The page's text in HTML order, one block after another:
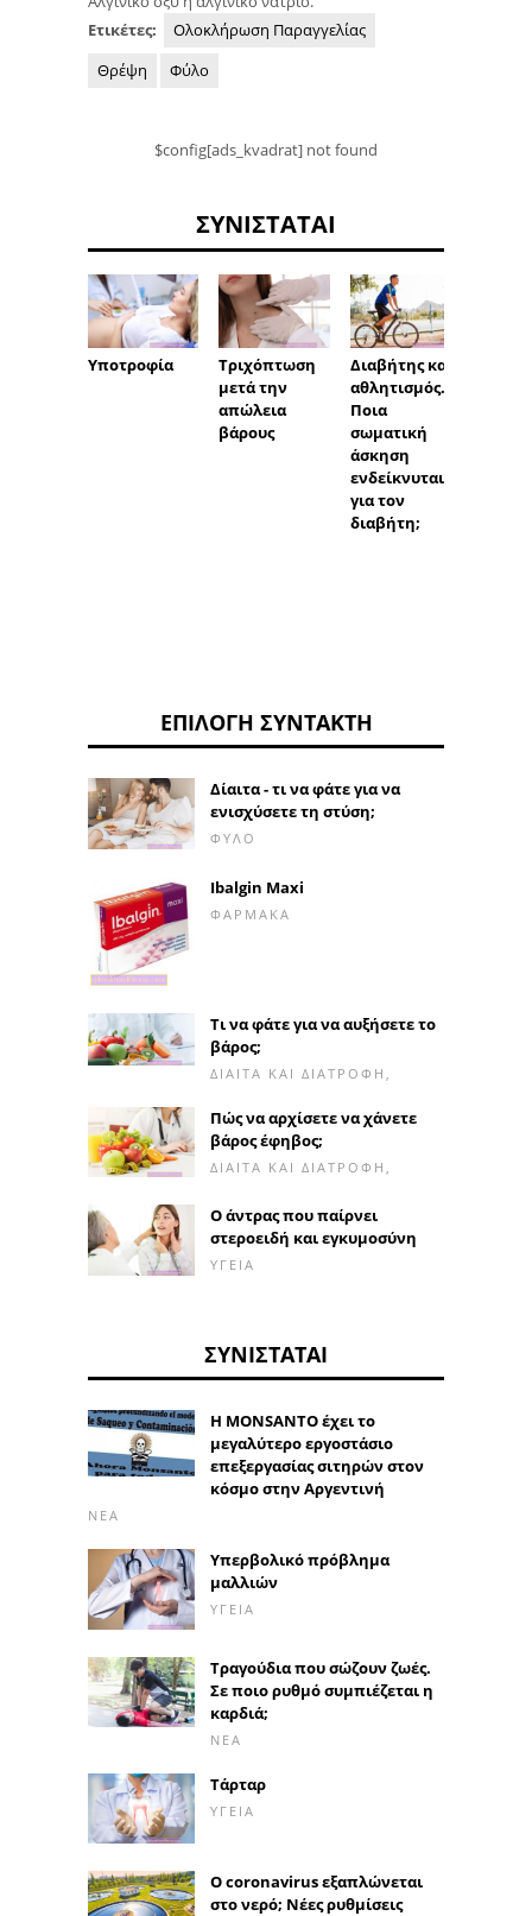
Ετικέτες:
Ολοκλήρωση Παραγγελίας
Θρέψη
Φύλο
$config[ads_kvadrat] not found
ΣΥΝΙΣΤΆΤΑΙ
Υποτροφία
Τριχόπτωση
μετά την
απώλεια
βάρους
Διαβήτης και
αθλητισμός.
Ποια
σωματική
άσκηση
ενδείκνυται
για τον
διαβήτη;
ΕΠΙΛΟΓΉ ΣΥΝΤΆΚΤΗ
Δίαιτα - τι να φάτε για να
ενισχύσετε τη στύση;
ΦΎΛΟ
Ibalgin Maxi
ΦΆΡΜΑΚΑ
Τι να φάτε για να αυξήσετε το
βάρος;
ΔΊΑΙΤΑ ΚΑΙ ΔΙΑΤΡΟΦΉ,
Πώς να αρχίσετε να χάνετε
βάρος έφηβος;
ΔΊΑΙΤΑ ΚΑΙ ΔΙΑΤΡΟΦΉ,
Ο άντρας που παίρνει
στεροειδή και εγκυμοσύνη
ΥΓΕΊΑ
ΣΥΝΙΣΤΆΤΑΙ
Η MONSANTO έχει το
μεγαλύτερο εργοστάσιο
επεξεργασίας σιτηρών στον
κόσμο στην Αργεντινή
ΝΈΑ
Υπερβολικό πρόβλημα
μαλλιών
ΥΓΕΊΑ
Τραγούδια που σώζουν ζωές.
Σε ποιο ρυθμό συμπιέζεται η
καρδιά;
ΝΈΑ
Τάρταρ
ΥΓΕΊΑ
Ο coronavirus εξαπλώνεται
στο νερό; Νέες ρυθμίσεις